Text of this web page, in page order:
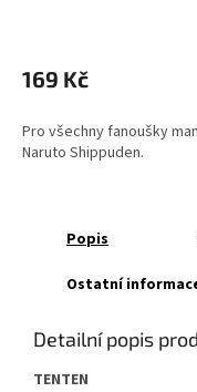
169 Kč
Pro všechny fanoušky
Naruto Shippuden.
Popis
Ostatní
Detailní popis
TENTEN